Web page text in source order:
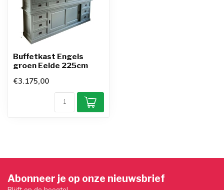
Buffetkast Engels
groen Eelde 225cm
€3.175,00
Abonneer je op onze nieuwsbrief